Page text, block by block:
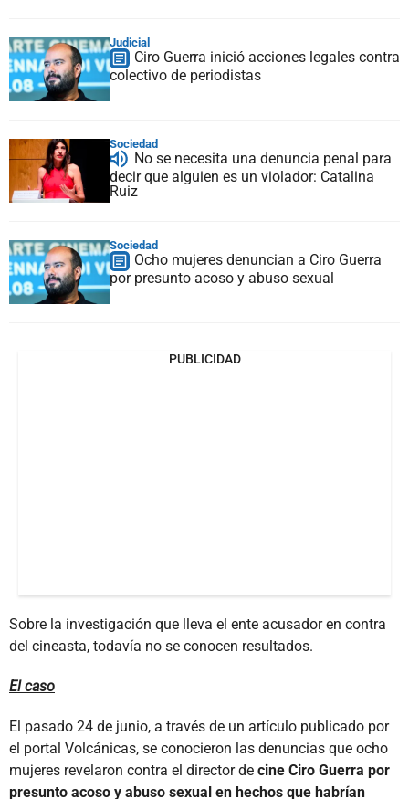
Judicial
Ciro Guerra inició acciones legales contra
colectivo de periodistas
Sociedad
No se necesita una denuncia penal para
decir que alguien es un violador: Catalina
Ruiz
Sociedad
Ocho mujeres denuncian a Ciro Guerra
por presunto acoso y abuso sexual
PUBLICIDAD
Sobre la investigación que lleva el ente acusador en contra
del cineasta, todavía no se conocen resultados.
El caso
El pasado 24 de junio, a través de un artículo publicado por
el portal Volcánicas, se conocieron las denuncias que ocho
mujeres revelaron contra el director de cine Ciro Guerra por
presunto acoso y abuso sexual en hechos que habrían